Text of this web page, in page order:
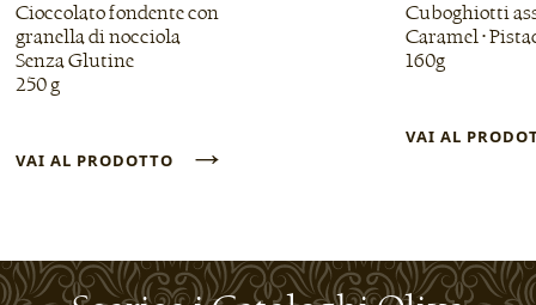
Cioccolato fondente con
granella di nocciola
Senza Glutine
250 g
VAI AL PRODOTTO →
Cuboghiotti
Caramel •
160g
VAI AL